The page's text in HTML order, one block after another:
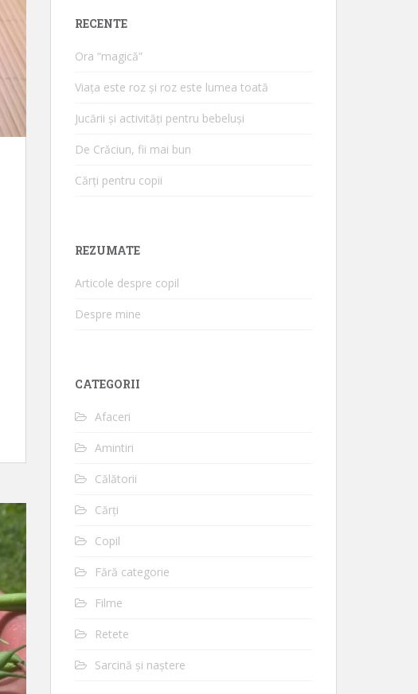
RECENTE
Ora “magică”
Viața este roz și roz este lumea toată
Jucării și activități pentru bebeluși
De Crăciun, fii mai bun
Cărți pentru copii
REZUMATE
Articole despre copil
Despre mine
CATEGORII
Afaceri
Amintiri
Călătorii
Cărți
Copil
Fără categorie
Filme
Retete
Sarcină și naștere